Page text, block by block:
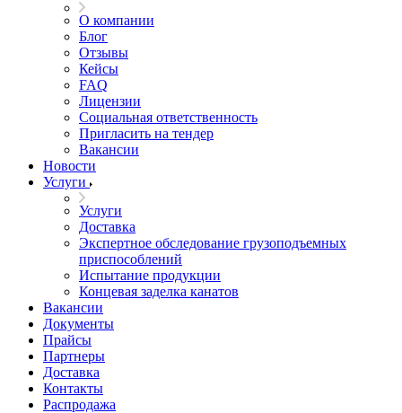
О компании
Блог
Отзывы
Кейсы
FAQ
Лицензии
Социальная ответственность
Пригласить на тендер
Вакансии
Новости
Услуги
Услуги
Доставка
Экспертное обследование грузоподъемных
приспособлений
Испытание продукции
Концевая заделка канатов
Вакансии
Документы
Прайсы
Партнеры
Доставка
Контакты
Распродажа